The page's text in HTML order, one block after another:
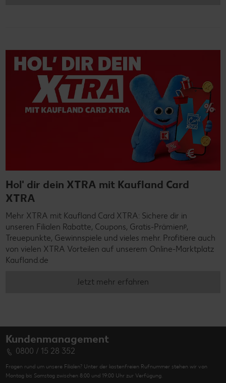
Hol' dir dein XTRA mit Kaufland Card
XTRA
Mehr XTRA mit Kaufland Card XTRA: Sichere dir in
unseren Filialen Rabatte, Coupons, Gratis-Prämienᵖ,
Treuepunkte, Gewinnspiele und vieles mehr. Profitiere auch
von vielen XTRA Vorteilen auf unserem Online-Marktplatz
Kaufland.de
Jetzt mehr erfahren
Kundenmanagement
0800 / 15 28 352
Fragen rund um unsere Filialen? Unter der kostenfreien Rufnummer stehen wir von
Montag bis Samstag zwischen 8:00 und 19:00 Uhr zur Verfügung.